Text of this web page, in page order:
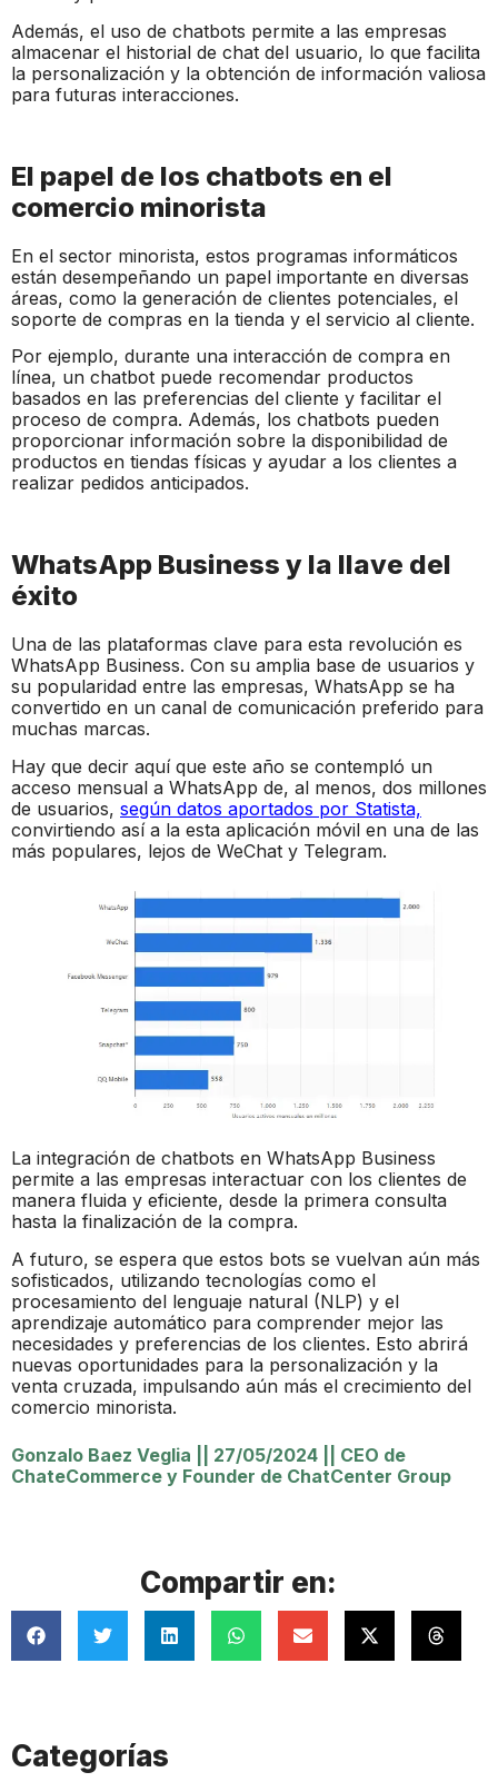
Además, el uso de chatbots permite a las empresas
almacenar el historial de chat del usuario, lo que facilita
la personalización y la obtención de información valiosa
para futuras interacciones.
El papel de los chatbots en el
comercio minorista
En el sector minorista, estos programas informáticos
están desempeñando un papel importante en diversas
áreas, como la generación de clientes potenciales, el
soporte de compras en la tienda y el servicio al cliente.
Por ejemplo, durante una interacción de compra en
línea, un chatbot puede recomendar productos
basados en las preferencias del cliente y facilitar el
proceso de compra. Además, los chatbots pueden
proporcionar información sobre la disponibilidad de
productos en tiendas físicas y ayudar a los clientes a
realizar pedidos anticipados.
WhatsApp Business y la llave del
éxito
Una de las plataformas clave para esta revolución es
WhatsApp Business. Con su amplia base de usuarios y
su popularidad entre las empresas, WhatsApp se ha
convertido en un canal de comunicación preferido para
muchas marcas.
Hay que decir aquí que este año se contempló un
acceso mensual a WhatsApp de, al menos, dos millones
de usuarios, según datos aportados por Statista,
convirtiendo así a la esta aplicación móvil en una de las
más populares, lejos de WeChat y Telegram.
La integración de chatbots en WhatsApp Business
permite a las empresas interactuar con los clientes de
manera fluida y eficiente, desde la primera consulta
hasta la finalización de la compra.
A futuro, se espera que estos bots se vuelvan aún más
sofisticados, utilizando tecnologías como el
procesamiento del lenguaje natural (NLP) y el
aprendizaje automático para comprender mejor las
necesidades y preferencias de los clientes. Esto abrirá
nuevas oportunidades para la personalización y la
venta cruzada, impulsando aún más el crecimiento del
comercio minorista.
Gonzalo Baez Veglia 27/05/2024
CEO de
ChateCommerce y Founder de ChatCenter Group
Compartir en:
Categorías